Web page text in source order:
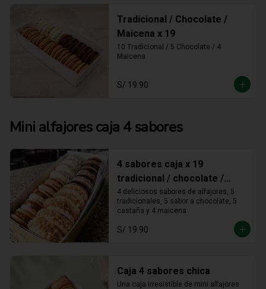
Tradicional / Chocolate /
Maicena x 19
10 Tradicional / 5 Chocolate / 4
Maicena
S/ 19.90
Mini alfajores caja 4 sabores
4 sabores caja x 19
tradicional / chocolate /
castaña / maicena
4 deliciosos sabores de alfajores, 5
tradicionales, 5 sabor a chocolate, 5
castaña y 4 maicena
S/ 19.90
Caja 4 sabores chica
Una caja irresistible de mini alfajores